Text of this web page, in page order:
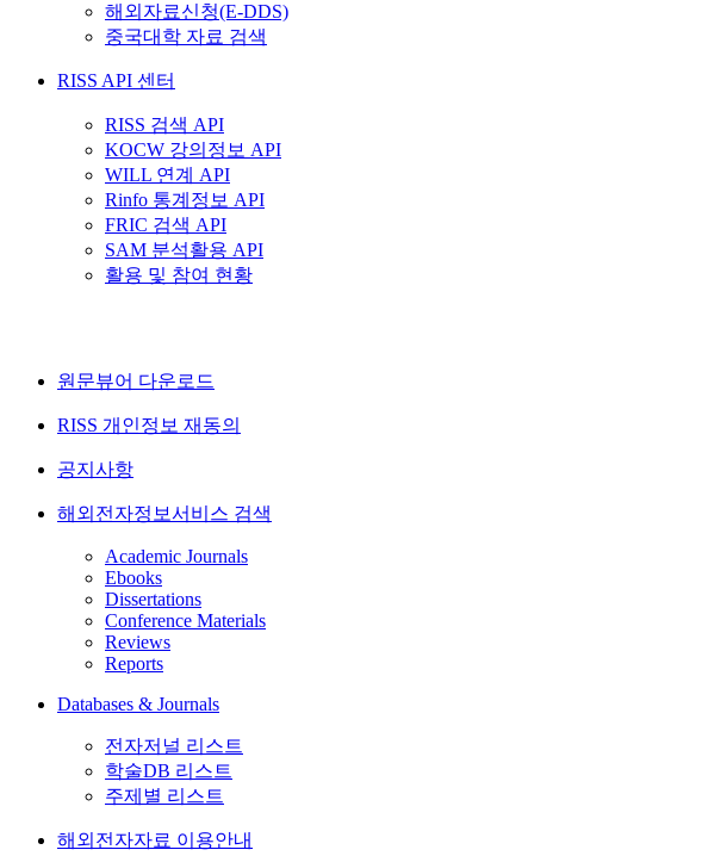
해외자료신청(E-DDS)
중국대학 자료 검색
RISS API 센터
RISS 검색 API
KOCW 강의정보 API
WILL 연계 API
Rinfo 통계정보 API
FRIC 검색 API
SAM 분석활용 API
활용 및 참여 현황
원문뷰어 다운로드
RISS 개인정보 재동의
공지사항
해외전자정보서비스 검색
Academic Journals
Ebooks
Dissertations
Conference Materials
Reviews
Reports
Databases & Journals
전자저널 리스트
학술DB 리스트
주제별 리스트
해외전자자료 이용안내